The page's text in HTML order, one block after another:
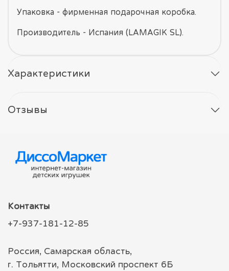
Упаковка - фирменная подарочная коробка.
Производитель - Испания (LAMAGIK SL).
Характеристики
Отзывы
Контакты
+7-937-181-12-85
Россия, Самарская область,
г. Тольятти, Московский проспект 6Б